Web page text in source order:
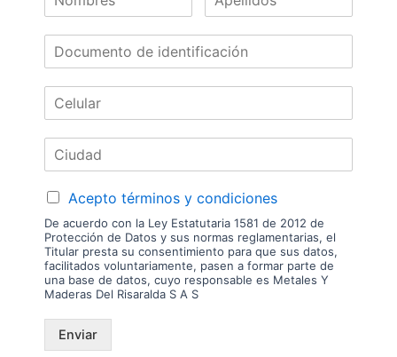
Nuestras
Marcas
Acepto términos y condiciones
De acuerdo con la Ley Estatutaria 1581 de 2012 de
Protección de Datos y sus normas reglamentarias, el
Titular presta su consentimiento para que sus datos,
facilitados voluntariamente, pasen a formar parte de
una base de datos, cuyo responsable es Metales Y
Maderas Del Risaralda S A S
Enviar